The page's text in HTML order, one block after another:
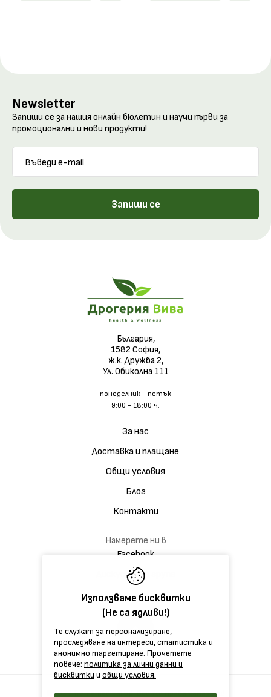
Използваме бисквитки
(Не са ядливи!)
Те служат за персонализиране,
проследяване на интереси, статистика и
анонимно таргетиране. Прочетете
повече: политика за лични данни и
бисквитки и общи условия.
Newsletter
Запиши се за нашия онлайн бюлетин и научи първи за
промоционални и нови продукти!
Запиши се
България,
1582 София,
ж.к. Дружба 2,
Ул. Обиколна 111
понеделник - петък
9:00 - 18:00 ч.
За нас
Доставка и плащане
Общи условия
Блог
Контакти
Намерете ни в
Facebook
Дискусионна група
©2026 framemedical.bg. Всички права запазени!